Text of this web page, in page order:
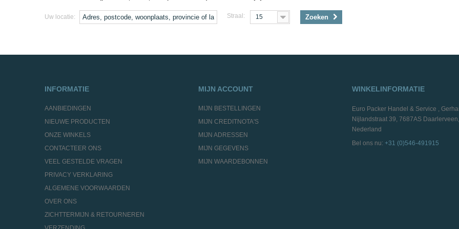
Uw locatie: Straal: 15 Zoeken
INFORMATIE
AANBIEDINGEN
NIEUWE PRODUCTEN
ONZE WINKELS
CONTACTEER ONS
VEEL GESTELDE VRAGEN
PRIVACY VERKLARING
ALGEMENE VOORWAARDEN
OVER ONS
ZICHTTERMIJN & RETOURNEREN
MIJN ACCOUNT
MIJN BESTELLINGEN
MIJN CREDITNOTA'S
MIJN ADRESSEN
MIJN GEGEVENS
MIJN WAARDEBONNEN
WINKELINFORMATIE
Euro Packer Handel & Service ,
Nijlandstraat 39, 7687AS Daarlerveen,
Nederland
Bel ons nu: +31 (0)546-491915